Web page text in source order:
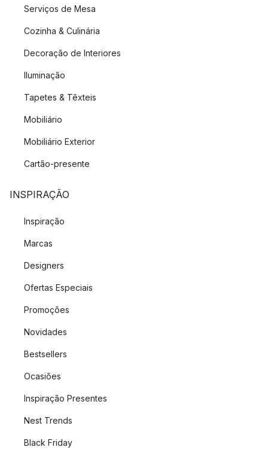
Serviços de Mesa
Cozinha & Culinária
Decoração de Interiores
Iluminação
Tapetes & Têxteis
Mobiliário
Mobiliário Exterior
Cartão-presente
INSPIRAÇÃO
Inspiração
Marcas
Designers
Ofertas Especiais
Promoções
Novidades
Bestsellers
Ocasiões
Inspiração Presentes
Nest Trends
Black Friday